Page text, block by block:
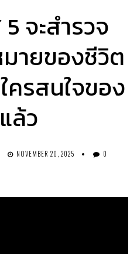
5 จะสำรวจ
มายของชีวิต
ครสนใจของ
ล้ว
NOVEMBER 20, 2025
0